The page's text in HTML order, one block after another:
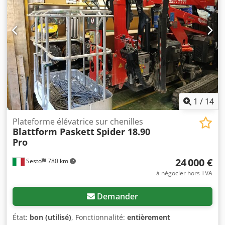
Télécommande radio - Chenilles en caoutchouc - Pneus
non marquants - Fonction de rotation - Supports
stabilisateurs = Remarques = Général Pays de fabrication :
Italie La nacelle araignée Bluelift la plus petite et la plus
compacte de sa catégorie ! Châssis extensible,
télécommande radio, carnet d'inspection en allemand et
en néerlandais, certification UVV valable jusqu'au 06/2027,
panier amovible, transmission entièrement électrique via
une batterie au lithium.
1 / 14
Sesto 780 km
Plateforme élévatrice sur chenilles
Blattform PaskettSpider 18.90
Pro
24 000 €
à négocier hors TVA
Demander
État: bon (utilisé), Fonctionnalité: entièrement